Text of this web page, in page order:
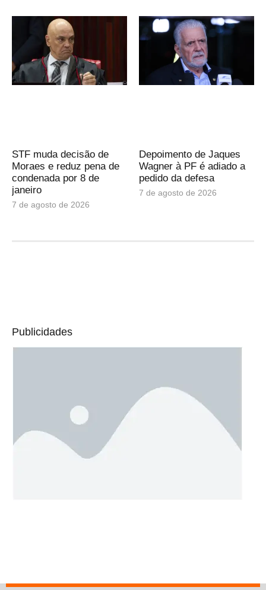
STF muda decisão de
Moraes e reduz pena de
condenada por 8 de
janeiro
7 de agosto de 2026
Depoimento de Jaques
Wagner à PF é adiado a
pedido da defesa
7 de agosto de 2026
Publicidades